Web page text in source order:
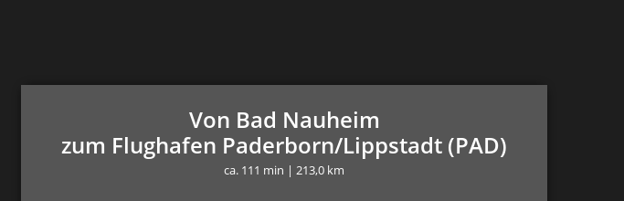
Von Bad Nauheim
zum Flughafen Paderborn/Lippstadt (PAD)
ca. 111 min | 213,0 km